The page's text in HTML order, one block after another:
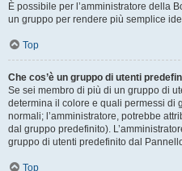
È possibile per l’amministratore della
un gruppo per rendere più semplice
Top
Che cos’è un gruppo di utenti
Se sei membro di più di un gruppo di
determina il colore e quali permessi di
normali; l’amministratore, potrebbe
dal gruppo predefinito).
gruppo di utenti predefinito dal
Top